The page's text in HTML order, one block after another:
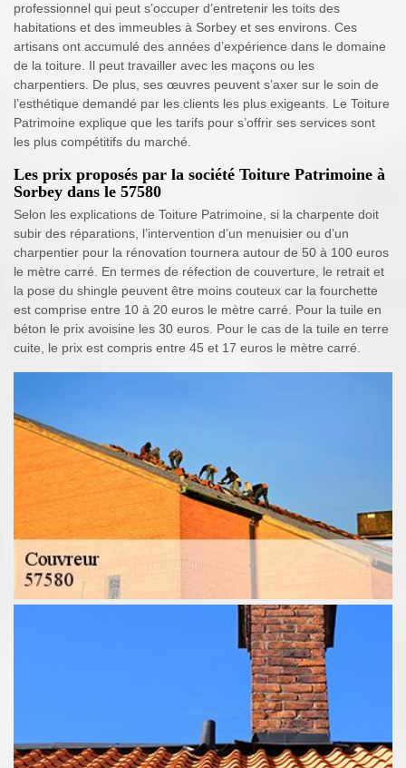
professionnel qui peut s’occuper d’entretenir les toits des
habitations et des immeubles à Sorbey et ses environs. Ces
artisans ont accumulé des années d’expérience dans le domaine
de la toiture. Il peut travailler avec les maçons ou les
charpentiers. De plus, ses œuvres peuvent s’axer sur le soin de
l’esthétique demandé par les clients les plus exigeants. Le Toiture
Patrimoine explique que les tarifs pour s’offrir ses services sont
les plus compétitifs du marché.
Les prix proposés par la société Toiture Patrimoine à
Sorbey dans le 57580
Selon les explications de Toiture Patrimoine, si la charpente doit
subir des réparations, l’intervention d’un menuisier ou d’un
charpentier pour la rénovation tournera autour de 50 à 100 euros
le mètre carré. En termes de réfection de couverture, le retrait et
la pose du shingle peuvent être moins couteux car la fourchette
est comprise entre 10 à 20 euros le mètre carré. Pour la tuile en
béton le prix avoisine les 30 euros. Pour le cas de la tuile en terre
cuite, le prix est compris entre 45 et 17 euros le mètre carré.